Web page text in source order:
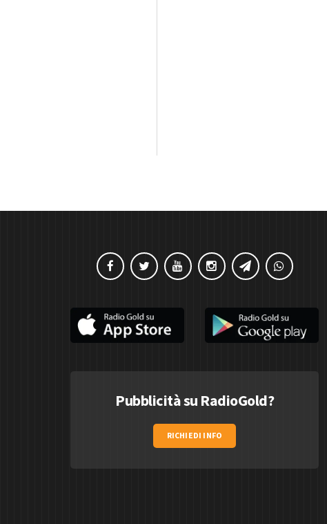
Pubblicità su RadioGold?
RICHIEDI INFO